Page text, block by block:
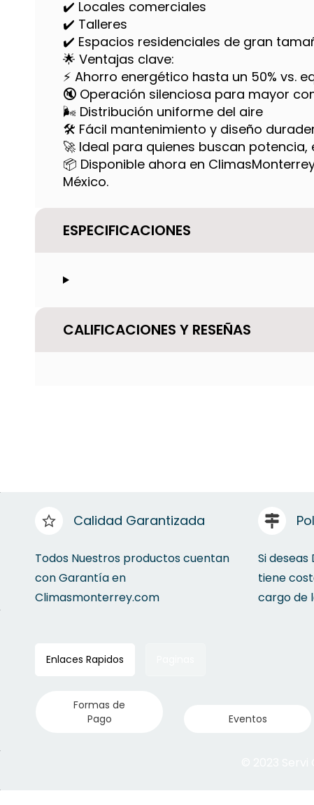
✔️ Locales comerciales
✔️ Talleres
✔️ Espacios residenciales de gran
🌟 Ventajas clave:
⚡ Ahorro energético hasta un 50% vs.
🔇 Operación silenciosa para mayor
🌬️ Distribución uniforme del aire
🛠️ Fácil mantenimiento y diseño
🚀 Ideal para quienes buscan
📦 Disponible ahora en
México.
ESPECIFICACIONES
CALIFICACIONES Y RESEÑAS
Calidad Garantizada
Todos Nuestros productos cuentan
con Garantía en
Climasmonterrey.com
Si
tiene
cargo de
Enlaces Rapidos
Formas de
Pago
Eventos